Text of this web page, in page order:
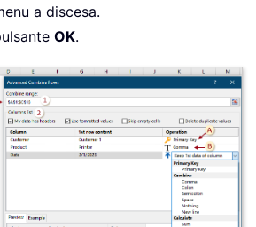
a discesa.
OK.